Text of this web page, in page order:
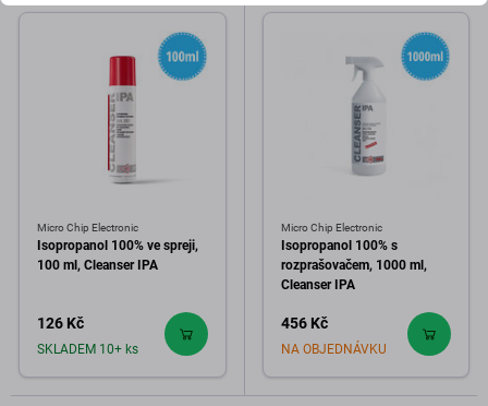
Micro Chip Electronic
Isopropanol 100% ve spreji,
100 ml, Cleanser IPA
126 Kč
SKLADEM 10+ ks
Micro Chip Electronic
Isopropanol 100% s
rozprašovačem, 1000 ml,
Cleanser IPA
456 Kč
NA OBJEDNÁVKU